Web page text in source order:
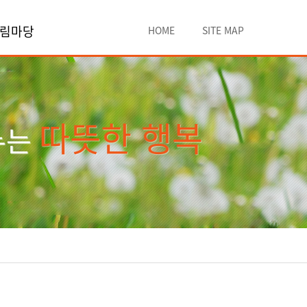
HOME SITE MAP
마당
는따뜻한 행복